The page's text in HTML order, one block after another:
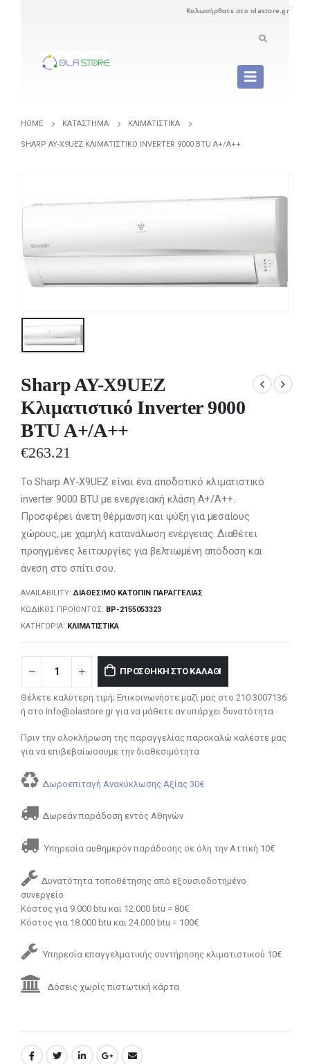
Καλωσήρθατε στο olastore.gr
HOME ΚΑΤΆΣΤΗΜΑ ΚΛΙΜΑΤΙΣΤΙΚΆ
SHARP AY-X9UEZ ΚΛΙΜΑΤΙΣΤΙΚΌ INVERTER 9000 BTU A+/A++
Sharp AY-X9UEZ
Κλιματιστικό Inverter 9000
BTU A+/A++
€263.21
Το Sharp AY-X9UEZ είναι ένα αποδοτικό κλιματιστικό
inverter 9000 BTU με ενεργειακή κλάση A+/A++.
Προσφέρει άνετη θέρμανση και ψύξη για μεσαίους
χώρους, με χαμηλή κατανάλωση ενέργειας. Διαθέτει
προηγμένες λειτουργίες για βελτιωμένη απόδοση και
άνεση στο σπίτι σου.
AVAILABILITY:ΔΙΑΘΈΣΙΜΟ ΚΑΤΌΠΙΝ ΠΑΡΑΓΓΕΛΊΑΣ
ΚΩΔΙΚΌΣ ΠΡΟΪΌΝΤΟΣ: BP-2155053323
ΚΑΤΗΓΟΡΊΑ: ΚΛΙΜΑΤΙΣΤΙΚΆ
ΠΡΟΣΘΉΚΗ ΣΤΟ ΚΑΛΆΘΙ
Θέλετε καλύτερη τιμή; Επικοινωνήστε μαζί μας στο 210 3007136
ή στο info@olastore.gr για να μάθετε αν υπάρχει δυνατότητα
Πριν την ολοκλήρωση της παραγγελίας παρακαλώ καλέστε μας
για να επιβεβαίωσουμε την διαθεσιμότητα
Δωροεπιταγή Ανακύκλωσης Αξίας 30€
Δωρεάν παράδοση εντός Αθηνών
Υπηρεσία αυθημερόν παράδοσης σε όλη την Αττική 10€
Δυνατότητα τοποθέτησης από εξουσιοδοτημένο
συνεργείο
Κόστος για 9.000 btu και 12.000 btu = 80€
Κόστος για 18.000 btu και 24.000 btu = 100€
Υπηρεσία επαγγελματικής συντήρησης κλιματιστικού 10€
Δόσεις χωρίς πιστωτική κάρτα